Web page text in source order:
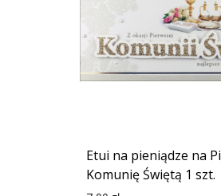
Etui na pieniądze na
Komunię Świętą 1 szt.